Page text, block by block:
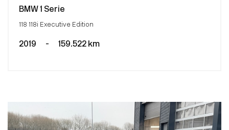
BMW 1 Serie
118 118i Executive Edition
2019 - 159.522 km